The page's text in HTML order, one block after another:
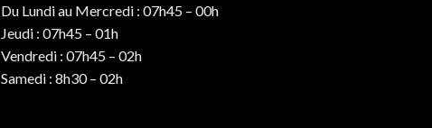
Du Lundi au Mercredi : 07h45 – 00h
Jeudi : 07h45 – 01h
Vendredi : 07h45 – 02h
Samedi : 8h30 – 02h